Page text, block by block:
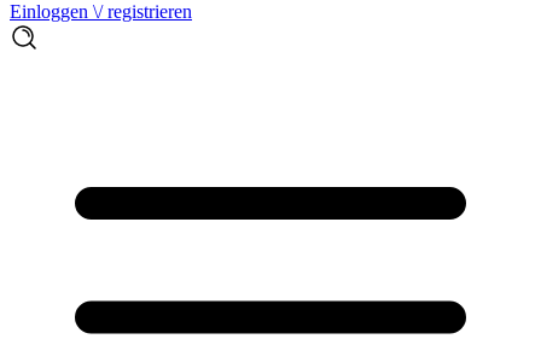
Einloggen \/ registrieren